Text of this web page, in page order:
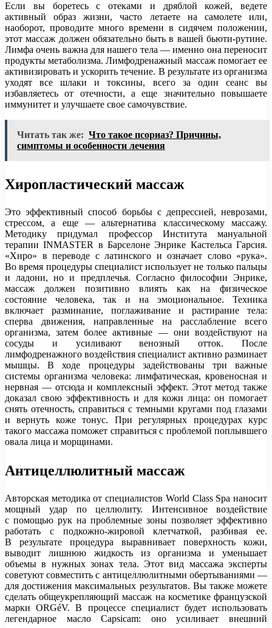
Если вы боретесь с отеками и дряблой кожей, ведете
активный образ жизни, часто летаете на самолете или,
наоборот, проводите много времени в сидячем положении,
этот массаж должен обязательно быть в вашей бьюти-рутине.
Лимфа очень важна для нашего тела — именно она переносит
продукты метаболизма. Лимфодренажный массаж помогает ее
активизировать и ускорить течение. В результате из организма
уходят все шлаки и токсины, всего за один сеанс вы
избавляетесь от отечности, а еще значительно повышаете
иммунитет и улучшаете свое самочувствие.
Читать так же: Что такое псориаз? Причины,
симптомы и особенности лечения
Хиропластический массаж
Это эффективный способ борьбы с депрессией, неврозами,
стрессом, а еще — альтернатива классическому массажу.
Методику придумал профессор Института мануальной
терапии INMASTER в Барселоне Энрике Кастельса Гарсия.
«Хиро» в переводе с латинского и означает слово «рука».
Во время процедуры специалист использует не только пальцы
и ладони, но и предплечья. Согласно философии Энрике,
массаж должен позитивно влиять как на физическое
состояние человека, так и на эмоциональное. Техника
включает разминание, поглаживание и растирание тела:
сперва движения, направленные на расслабление всего
организма, затем более активные — они воздействуют на
сосуды и усиливают венозный отток. После
лимфодренажного воздействия специалист активно разминает
мышцы. В ходе процедуры задействованы три важные
системы организма человека: лимфатическая, кровеносная и
нервная — отсюда и комплексный эффект. Этот метод также
доказал свою эффективность и для кожи лица: он помогает
снять отечность, справиться с темными кругами под глазами
и вернуть коже тонус. При регулярных процедурах курс
такого массажа поможет справиться с проблемой поплывшего
овала лица и морщинами.
Антицеллюлитный массаж
Авторская методика от специалистов World Class Spa наносит
мощный удар по целлюлиту. Интенсивное воздействие
с помощью рук на проблемные зоны позволяет эффективно
работать с подкожно-жировой клетчаткой, разбивая ее.
В результате процедура выравнивает поверхность кожи,
выводит лишнюю жидкость из организма и уменьшает
объемы в нужных зонах тела. Этот вид массажа эксперты
советуют совместить с антицеллюлитными обертываниями —
для достижения максимальных результатов. Вы также можете
сделать общеукрепляющий массаж на косметике французской
марки ORGéV. В процессе специалист будет использовать
легендарное масло Capsicam: оно усиливает внешний